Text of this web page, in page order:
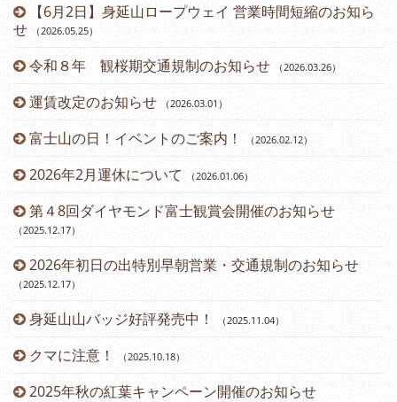
【6月2日】身延山ロープウェイ 営業時間短縮のお知ら
せ
（2026.05.25）
令和８年 観桜期交通規制のお知らせ （2026.03.26）
運賃改定のお知らせ （2026.03.01 ）
富士山の日！イベントのご案内！ （2026.02.12）
2026年2月運休について （2026.01.06）
第４8回ダイヤモンド富士観賞会開催のお知らせ
（2025.12.17）
2026年初日の出特別早朝営業・交通規制のお知らせ
（2025.12.17）
身延山山バッジ好評発売中！ （2025.11.04）
クマに注意！ （2025.10.18）
2025年秋の紅葉キャンペーン開催のお知らせ